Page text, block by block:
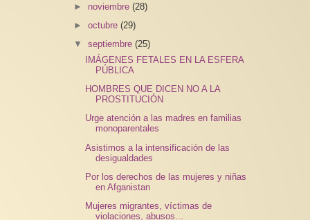
► noviembre(28)
►octubre(29)
▼septiembre(25)
IMÁGENES FETALES EN LA ESFERA
PÚBLICA
HOMBRES QUE DICEN NO A LA
PROSTITUCIÓN
Urge atención a las madres en familias
monoparentales
Asistimos a la intensificación de las
desigualdades
Por los derechos de las mujeres y niñas
en Afganistan
Mujeres migrantes, víctimas de
violaciones, abusos...